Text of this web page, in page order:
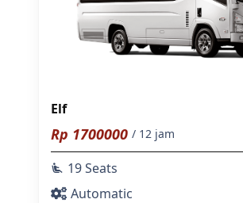
Elf
Rp 1700000 / 12 jam
airline_seat_recline_extra 19 Seats
Automatic